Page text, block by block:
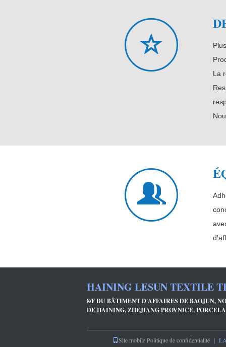
La
HAINING LESUN TEXTILE
8/F DU BÂTIMENT D'AFFAIRES DE BAOJUN,
DE HAINING, ZHEJIANG PROVNICE,
Site mobile Politique de confidentialité｜ LA